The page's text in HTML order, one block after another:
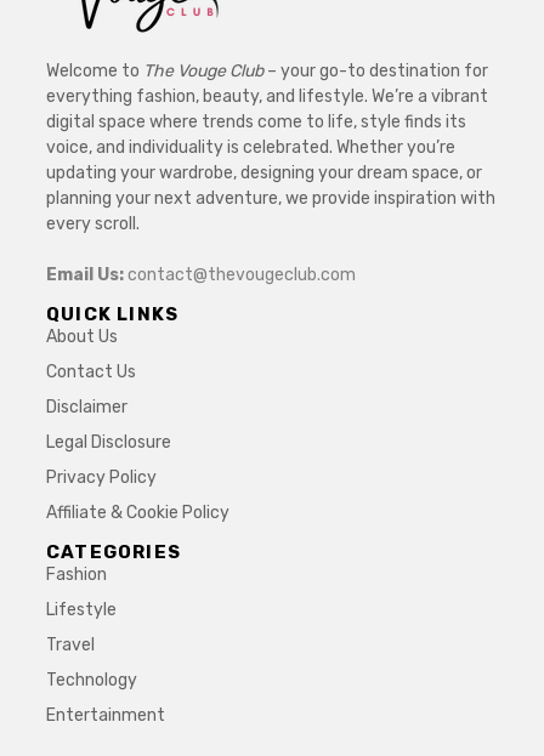
Welcome to The Vouge Club– your go-to destination for
everything fashion, beauty, and lifestyle. We’re a vibrant
digital space where trends come to life, style finds its
voice, and individuality is celebrated. Whether you’re
updating your wardrobe, designing your dream space, or
planning your next adventure, we provide inspiration with
every scroll.
Email Us:contact@thevougeclub.com
QUICK LINKS
About Us
Contact Us
Disclaimer
Legal Disclosure
Privacy Policy
Affiliate & Cookie Policy
CATEGORIES
Fashion
Lifestyle
Travel
Technology
Entertainment